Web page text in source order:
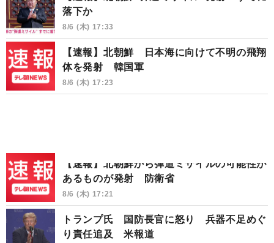
落下か
8/6 (木) 17:33
【速報】北朝鮮 日本海に向けて不明の飛翔
体を発射 韓国軍
8/6 (木) 17:23
【速報】北朝鮮から弾道ミサイルの可能性が
あるものが発射 防衛省
8/6 (木) 17:21
トランプ氏 国防長官に怒り 兵器不足めぐ
り責任追及 米報道